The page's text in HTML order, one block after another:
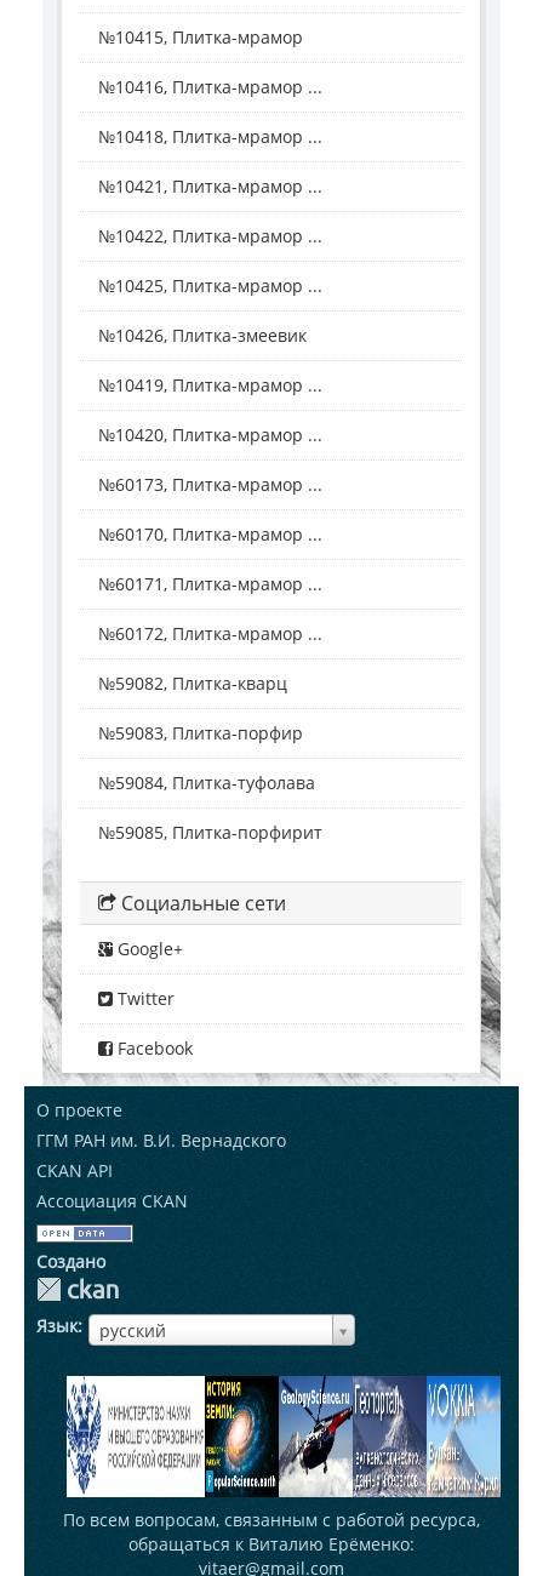
№10415, Плитка-мрамор
№10416, Плитка-мрамор ...
№10418, Плитка-мрамор ...
№10421, Плитка-мрамор ...
№10422, Плитка-мрамор ...
№10425, Плитка-мрамор ...
№10426, Плитка-змеевик
№10419, Плитка-мрамор ...
№10420, Плитка-мрамор ...
№60173, Плитка-мрамор ...
№60170, Плитка-мрамор ...
№60171, Плитка-мрамор ...
№60172, Плитка-мрамор ...
№59082, Плитка-кварц
№59083, Плитка-порфир
№59084, Плитка-туфолава
№59085, Плитка-порфирит
Социальные сети
Google+
Twitter
Facebook
О проекте
ГГМ РАН им. В.И. Вернадского
CKAN API
Ассоциация CKAN
Создано
Язык русский
ЯзыкЯзык
По всем вопросам, связанным с работой ресурса,
обращаться к Виталию Ерёменко:
vitaer@gmail.com